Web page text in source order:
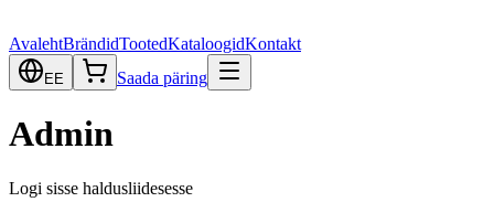
AvalehtBrändidTootedKataloogidKontakt
EE Saada päring
Admin
Logi sisse haldusliidesesse